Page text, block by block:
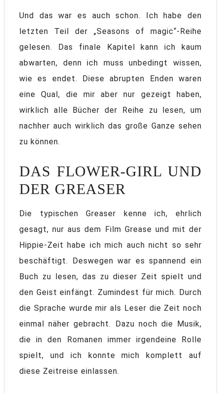
Und das war es auch schon. Ich habe den
letzten Teil der „Seasons of magic“-Reihe
gelesen. Das finale Kapitel kann ich kaum
abwarten, denn ich muss unbedingt wissen,
wie es endet. Diese abrupten Enden waren
eine Qual, die mir aber nur gezeigt haben,
wirklich alle Bücher der Reihe zu lesen, um
nachher auch wirklich das große Ganze sehen
zu können.
DAS FLOWER-GIRL UND
DER GREASER
Die typischen Greaser kenne ich, ehrlich
gesagt, nur aus dem Film Grease und mit der
Hippie-Zeit habe ich mich auch nicht so sehr
beschäftigt. Deswegen war es spannend ein
Buch zu lesen, das zu dieser Zeit spielt und
den Geist einfängt. Zumindest für mich. Durch
die Sprache wurde mir als Leser die Zeit noch
einmal näher gebracht. Dazu noch die Musik,
die in den Romanen immer irgendeine Rolle
spielt, und ich konnte mich komplett auf
diese Zeitreise einlassen.